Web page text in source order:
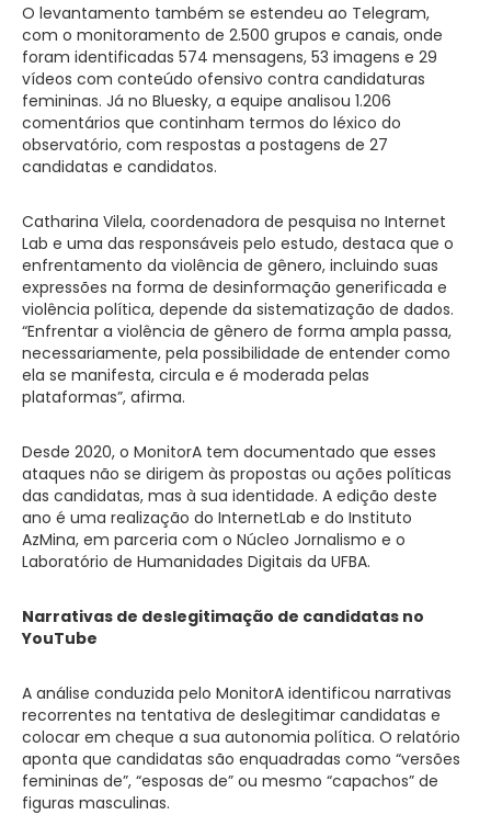
O levantamento também se estendeu ao Telegram,
com o monitoramento de 2.500 grupos e canais, onde
foram identificadas 574 mensagens, 53 imagens e 29
vídeos com conteúdo ofensivo contra candidaturas
femininas. Já no Bluesky, a equipe analisou 1.206
comentários que continham termos do léxico do
observatório, com respostas a postagens de 27
candidatas e candidatos.
Catharina Vilela, coordenadora de pesquisa no Internet
Lab e uma das responsáveis pelo estudo, destaca que o
enfrentamento da violência de gênero, incluindo suas
expressões na forma de desinformação generificada e
violência política, depende da sistematização de dados.
“Enfrentar a violência de gênero de forma ampla passa,
necessariamente, pela possibilidade de entender como
ela se manifesta, circula e é moderada pelas
plataformas”, afirma.
Desde 2020, o MonitorA tem documentado que esses
ataques não se dirigem às propostas ou ações políticas
das candidatas, mas à sua identidade. A edição deste
ano é uma realização do InternetLab e do Instituto
AzMina, em parceria com o Núcleo Jornalismo e o
Laboratório de Humanidades Digitais da UFBA.
Narrativas de deslegitimação de candidatas no
YouTube
A análise conduzida pelo MonitorA identificou narrativas
recorrentes na tentativa de deslegitimar candidatas e
colocar em cheque a sua autonomia política. O relatório
aponta que candidatas são enquadradas como “versões
femininas de”, “esposas de” ou mesmo “capachos” de
figuras masculinas.